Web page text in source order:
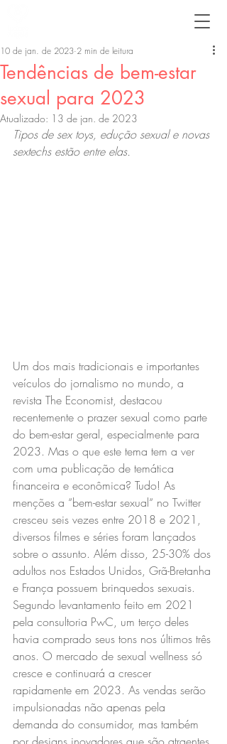
Tendências de bem-estar
sexual para 2023
10 de jan. de 2023 2 min de leitura
Atualizado: 13 de jan. de 2023
Tipos de sex toys, edução sexual e novas
sextechs estão entre elas.
Um dos mais tradicionais e importantes
veículos do jornalismo no mundo, a
revista The Economist, destacou
recentemente o prazer sexual como parte
do bem-estar geral, especialmente para
2023. Mas o que este tema tem a ver
com uma publicação de temática
financeira e econômica? Tudo! As
menções a “bem-estar sexual“ no Twitter
cresceu seis vezes entre 2018 e 2021,
diversos filmes e séries foram lançados
sobre o assunto. Além disso, 25-30% dos
adultos nos Estados Unidos, Grã-Bretanha
e França possuem brinquedos sexuais.
Segundo levantamento feito em 2021
pela consultoria PwC, um terço deles
havia comprado seus tons nos últimos três
anos. O mercado de sexual wellness só
cresce e continuará a crescer
rapidamente em 2023. As vendas serão
impulsionadas não apenas pela
demanda do consumidor, mas também